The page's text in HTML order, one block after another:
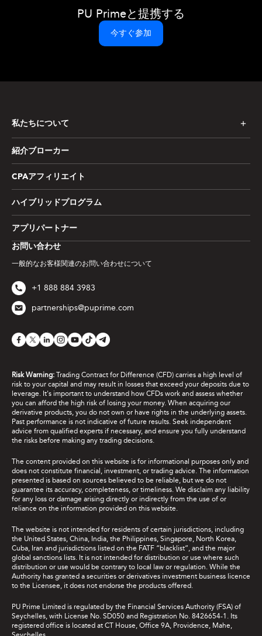
PU Primeと提携する
今すぐ参加
お問い合わせ
一般的なお客様関連のお問い合わせについて
+1 888 884 3983
partnerships@puprime.com
私たちについて
紹介ブローカー
CPAアフィリエイト
ハイブリッドプログラム
アプリパートナー
Risk Warning: Trading Contract for Difference (CFD) carries a high level of
risk to your capital and may result in losses that exceed your deposits due to
leverage. It's important to understand how CFDs work and assess whether
you can afford the high risk of losing your money. When acquiring our
derivative products, you do not own or have rights in the underlying assets.
Past performance is not indicative of future results. Seek independent
advice from qualified experts if necessary, and ensure you fully understand
the risks before making any trading decisions.
The content provided on this website is for informational purposes only and
does not constitute financial, investment, or trading advice. The information
presented is based on sources believed to be reliable, but we do not
guarantee its accuracy, completeness, or timeliness. We disclaim any liability
for any loss or damage arising directly or indirectly from the use of or
reliance on the information provided on this website.
The website is not intended for residents of certain jurisdictions, including
the United States, China, India, the Philippines, Singapore, North Korea,
Cuba, Iran and jurisdictions listed on the FATF “blacklist”, and the major
global sanctions lists. It is not intended for distribution or use where such
distribution or use would be contrary to local law or regulation. While the
Authority has granted a securities or derivatives investment business licence
to the Licensee, it does not endorse the products offered.
PU Prime Limited is regulated by the Financial Services Authority (FSA) of
Seychelles, with License No. SD050 and Registration No. 8426654-1. Its
registered office is located at CT House, Office 9A, Providence, Mahe,